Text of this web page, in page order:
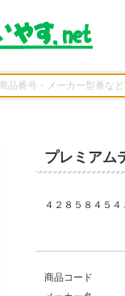
プレミア
４２８５８４５
商品コード